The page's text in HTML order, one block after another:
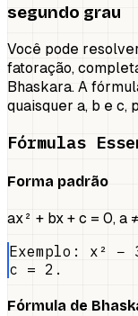
segundo grau
Você pode
fatoração,
Bhaskara. A
quaisquer a, b e c,
Fórmulas
Forma padrão
ax² + bx + c = 0, a
Exemplo: x²
c = 2.
Fórmula de